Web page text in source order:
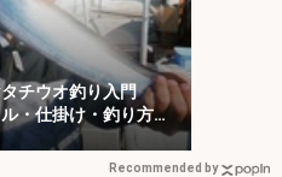
チウオ釣り入門
・仕掛け・釣り方を
Recommended by